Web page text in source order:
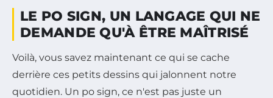
LE PO SIGN, UN LANGAGE QUI NE
DEMANDE QU'À ÊTRE MAÎTRISÉ
Voilà, vous savez maintenant ce qui se cache
derrière ces petits dessins qui jalonnent notre
quotidien. Un po sign, ce n'est pas juste un